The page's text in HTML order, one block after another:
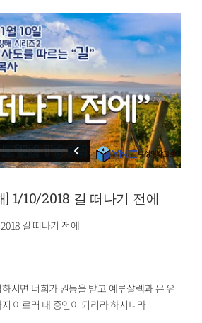
1/10/2018 길 떠나기 전에
길 떠나기 전에
시면 너희가 권능을 받고 예루살렘과 온 유
이르러 내 증인이 되리라 하시니라